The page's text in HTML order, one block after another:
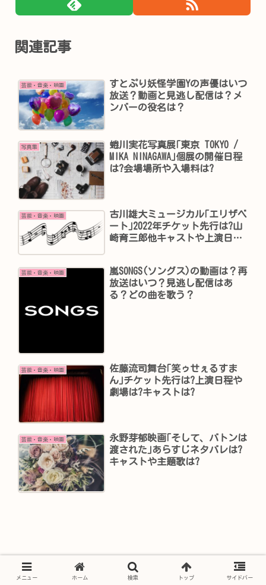
関連記事
芸能・音楽・映画
すとぷり妖怪学園Yの声優はいつ
放送？動画と見逃し配信は？メ
ンバーの役名は？
写真集
蜷川実花写真展｢東京 TOKYO /
MIKA NINAGAWA｣個展の開催日程
は?会場場所や入場料は?
芸能・音楽・映画
古川雄大ミュージカル｢エリザベ
ート｣2022年チケット先行は?山
崎育三郎他キャストや上演日程
芸能・音楽・映画
嵐SONGS(ソングス)の動画は？再
放送はいつ？見逃し配信はあ
る？どの曲を歌う？
芸能・音楽・映画
佐藤流司舞台｢笑ゥせぇるすま
ん｣チケット先行は?上演日程や
劇場は?キャストは?
芸能・音楽・映画
永野芽郁映画｢そして、バトンは
渡された｣あらすじネタバレは?
キャストや主題歌は?
メニュー ホーム 検索 トップ サイドバー